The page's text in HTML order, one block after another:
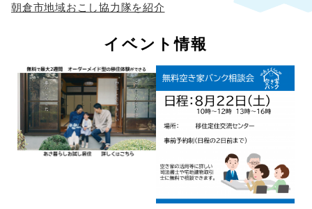
朝倉市地域おこし協力隊を紹介
イベント情報